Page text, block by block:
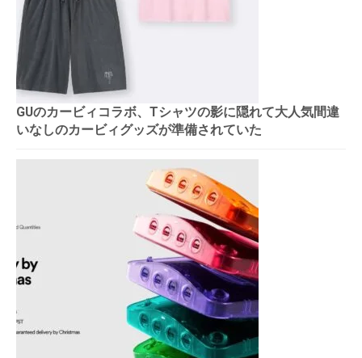
GUのカービィコラボ、Tシャツの影に隠れて大人気間違
いなしのカービィグッズが準備されていた